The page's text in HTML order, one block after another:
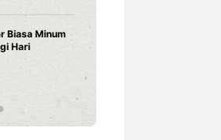
Cara Belajar yang Tepat